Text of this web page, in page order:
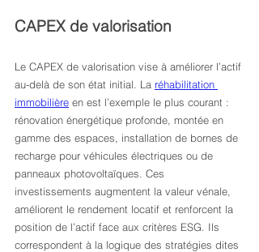
CAPEX de valorisation
Le CAPEX de valorisation vise à améliorer l’actif
au-delà de son état initial. La réhabilitation
immobilière en est l’exemple le plus courant :
rénovation énergétique profonde, montée en
gamme des espaces, installation de bornes de
recharge pour véhicules électriques ou de
panneaux photovoltaïques. Ces
investissements augmentent la valeur vénale,
améliorent le rendement locatif et renforcent la
position de l’actif face aux critères ESG. Ils
correspondent à la logique des stratégies dites